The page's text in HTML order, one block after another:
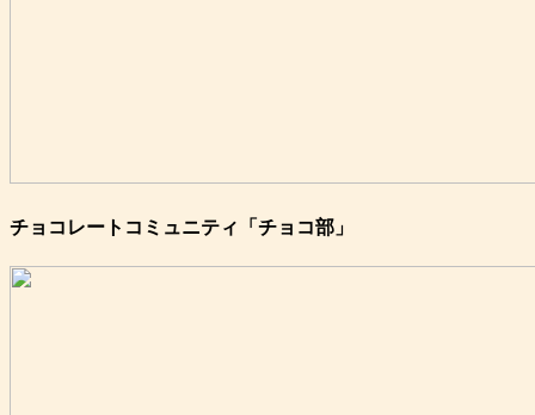
チョコレートコミュニティ「チョコ部」